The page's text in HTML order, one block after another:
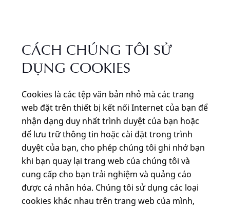
CÁCH CHÚNG TÔI SỬ
DỤNG COOKIES
Cookies là các tệp văn bản nhỏ mà các trang
web đặt trên thiết bị kết nối Internet của bạn để
nhận dạng duy nhất trình duyệt của bạn hoặc
để lưu trữ thông tin hoặc cài đặt trong trình
duyệt của bạn, cho phép chúng tôi ghi nhớ bạn
khi bạn quay lại trang web của chúng tôi và
cung cấp cho bạn trải nghiệm và quảng cáo
được cá nhân hóa. Chúng tôi sử dụng các loại
cookies khác nhau trên trang web của mình,